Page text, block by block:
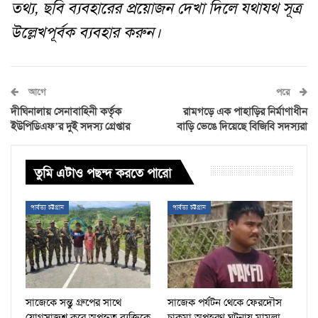
তথ্য, ছবি ব্যবহারের প্রয়োজন দেখা দিলে যথাযথ সূত্র
উল্লেখপূর্বক ব্যবহার করুন।
আগে
দীঘিনালায় সেনাবাহিনী কর্তৃক
ইউপিডিএফ’র দুই সদস্য গ্রেপ্তার
পরে
রামগড়ে এক পাহাড়ির নির্মাণাধীন
বাড়ি ভেঙে দিয়েছে বিজিবি সদস্যরা
তুমি এটাও পছন্দ করতে পারো
পার্বত্য চট্টগ্রাম
সাজেকে সন্তু গ্রুপের সাথে
পার্বত্য চট্টগ্রাম
সাজেক পর্যটন থেকে ফেরদৌস